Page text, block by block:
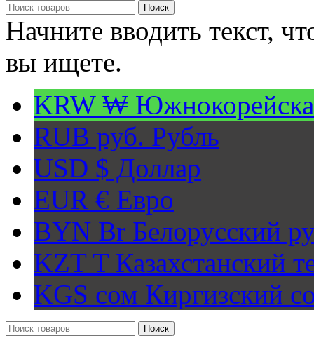
Поиск
Начните вводить текст,
вы ищете.
KRW ₩
RUB руб. Рубль
USD $ Доллар
EUR € Евро
BYN Br Белорусский
KZT TКазахстанский
KGS сом Киргизский
Поиск